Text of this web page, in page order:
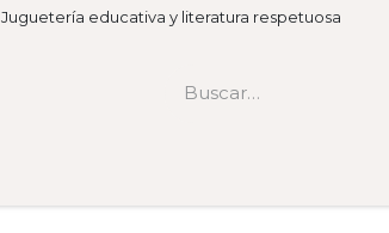
Juguetería educativa y literatura respetuosa